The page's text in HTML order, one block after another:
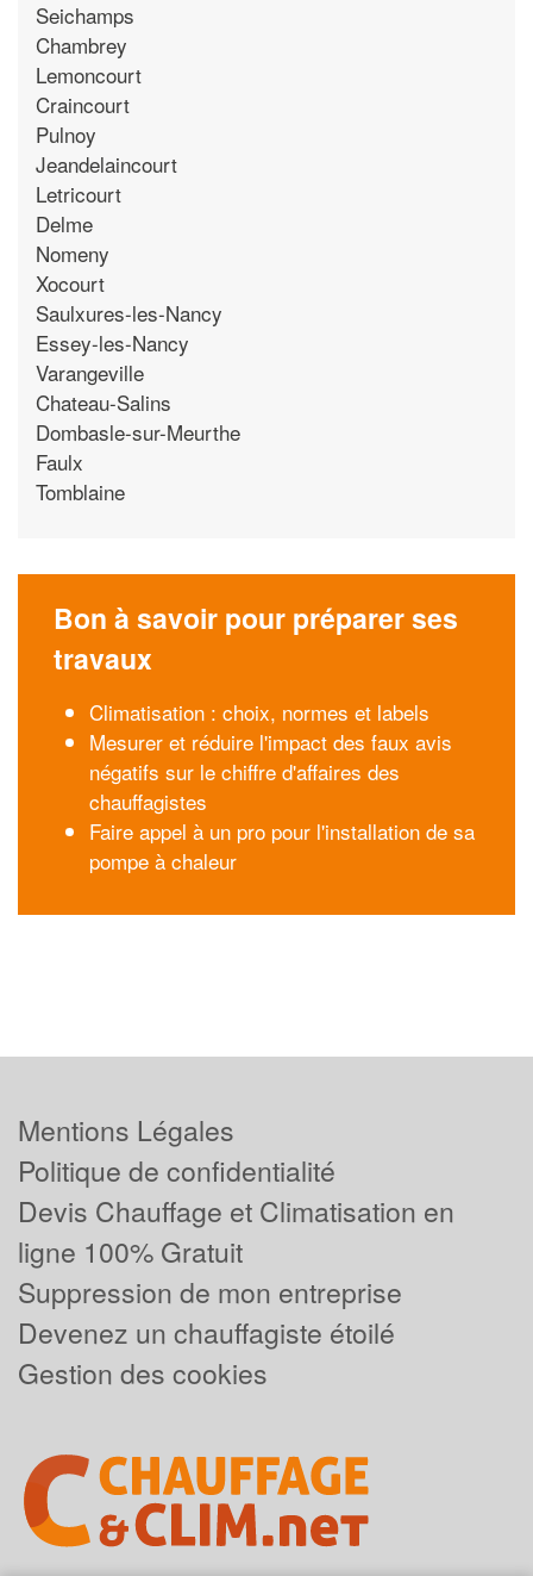
Seichamps
Chambrey
Lemoncourt
Craincourt
Pulnoy
Jeandelaincourt
Letricourt
Delme
Nomeny
Xocourt
Saulxures-les-Nancy
Essey-les-Nancy
Varangeville
Chateau-Salins
Dombasle-sur-Meurthe
Faulx
Tomblaine
Bon à savoir pour préparer ses
travaux
Climatisation : choix, normes et labels
Mesurer et réduire l'impact des faux avis
négatifs sur le chiffre d'affaires des
chauffagistes
Faire appel à un pro pour l'installation de sa
pompe à chaleur
Mentions Légales
Politique de confidentialité
Devis Chauffage et Climatisation en
ligne 100% Gratuit
Suppression de mon entreprise
Devenez un chauffagiste étoilé
Gestion des cookies